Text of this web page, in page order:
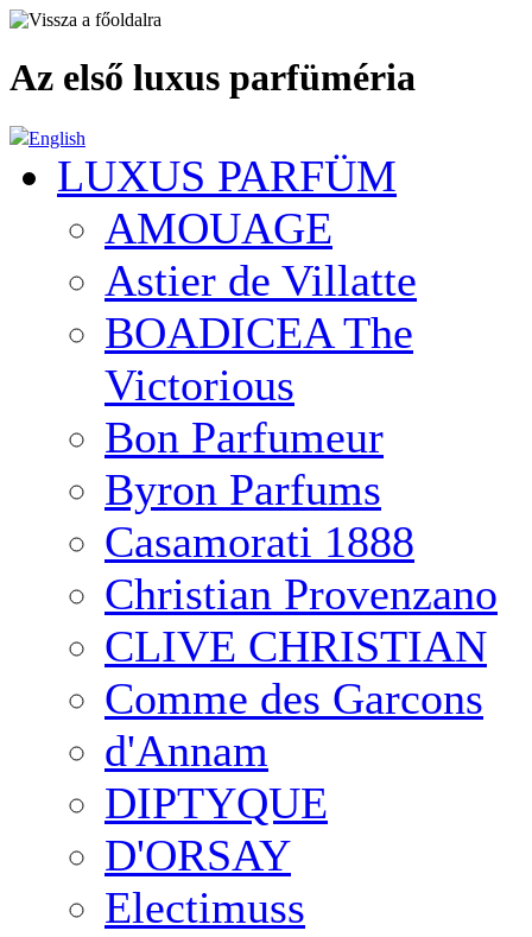
Az első luxus parfüméria
English
LUXUS PARFÜM
AMOUAGE
Astier de Villatte
BOADICEA The
Victorious
Bon Parfumeur
Byron Parfums
Casamorati 1888
Christian Provenzano
CLIVE CHRISTIAN
Comme des Garcons
d'Annam
DIPTYQUE
D'ORSAY
Electimuss